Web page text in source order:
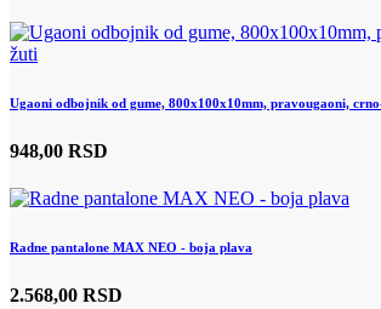
Ugaoni odbojnik od gume, 800x100x10mm, pravougaoni,
948,00 RSD
Radne pantalone MAX NEO - boja plava
2.568,00 RSD